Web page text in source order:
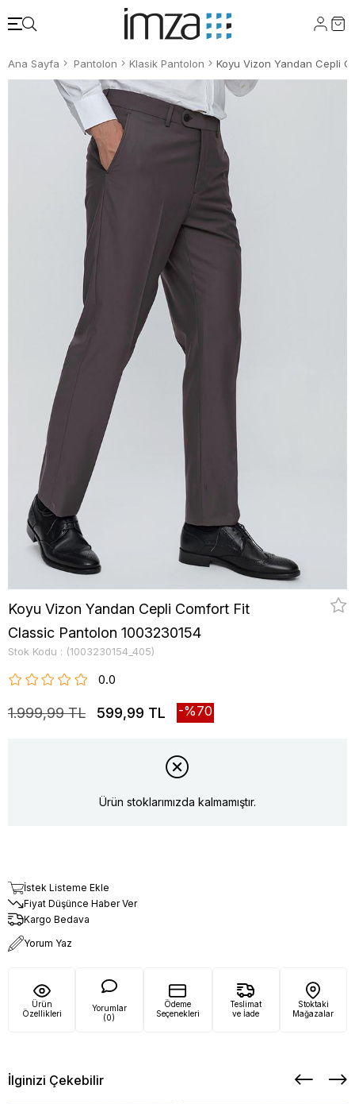
Ana Sayfa Pantolon Klasik Pantolon
Koyu Vizon Yandan Cepli Comfort Fit
Classic Pantolon 1003230154
Stok Kodu (1003230154_405)
0.0
1.999,99 TL 599,99 TL 70
Ürün stoklarımızda kalmamıştır.
İstek Listeme Ekle
Fiyat Düşünce Haber Ver
Kargo Bedava
Yorum Yaz
Ürün
Özellikleri
Yorumlar
(0)
Ödeme
Seçenekleri
Teslimat
ve İade
Stoktaki
Mağazalar
İlginizi Çekebilir